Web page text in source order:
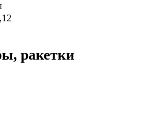
ракетки